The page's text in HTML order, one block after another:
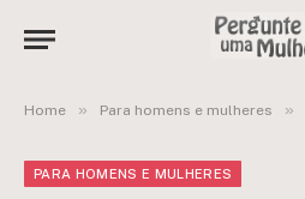
Home » Para homens e mulheres »
PARA HOMENS E MULHERES